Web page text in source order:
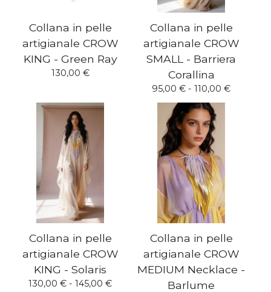
Collana in pelle
artigianale CROW
KING - Green Ray
130,00 €
Collana in pelle
artigianale CROW
SMALL - Barriera
Corallina
95,00 € - 110,00 €
Collana in pelle
artigianale CROW
KING - Solaris
130,00 € - 145,00 €
Collana in pelle
artigianale CROW
MEDIUM Necklace -
Barlume